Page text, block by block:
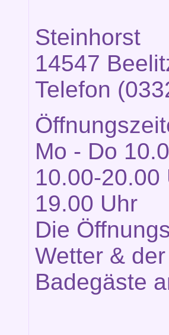
Steinhorst
14547
Telefon
Mo - Do
10.00-20.00
19.00 Uhr
Die
Wetter &
Badegäste